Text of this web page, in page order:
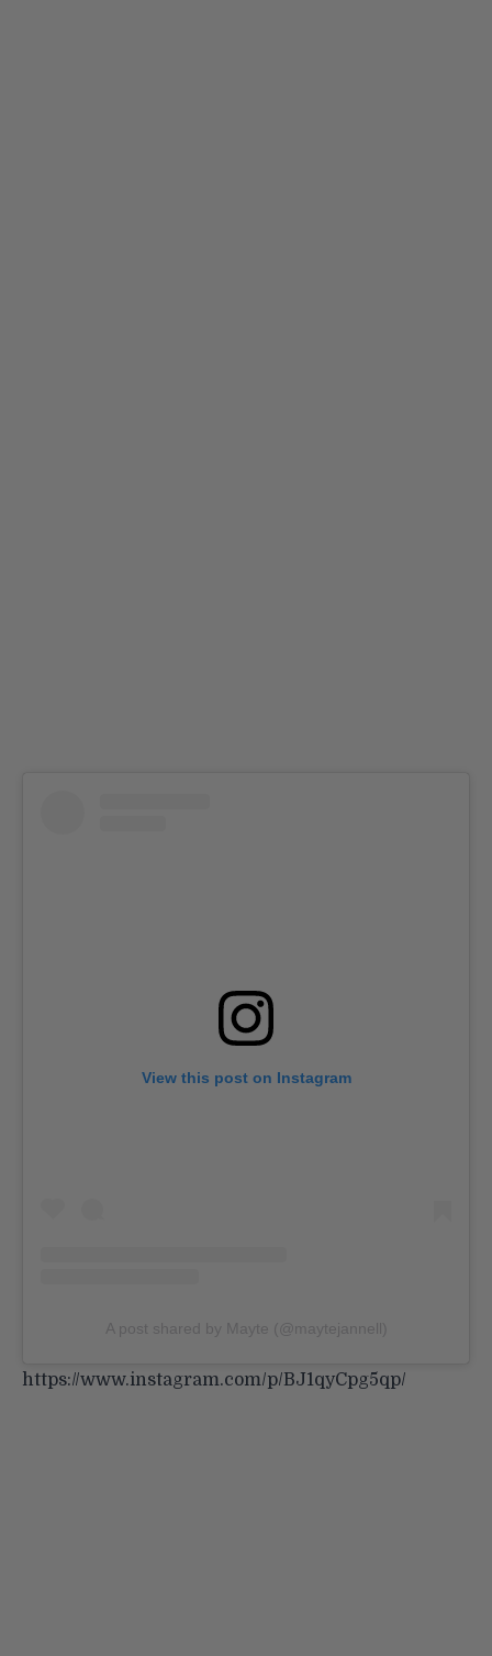
View this post on Instagram
A post shared by Mayte (@maytejannell)
https://www.instagram.com/p/BJ1qyCpg5qp/